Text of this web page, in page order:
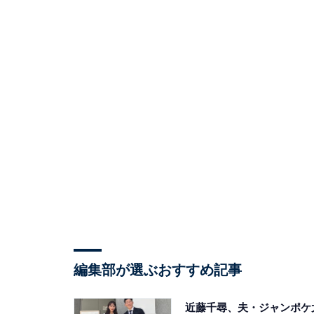
編集部が選ぶおすすめ記事
近藤千尋、夫・ジャンポケ